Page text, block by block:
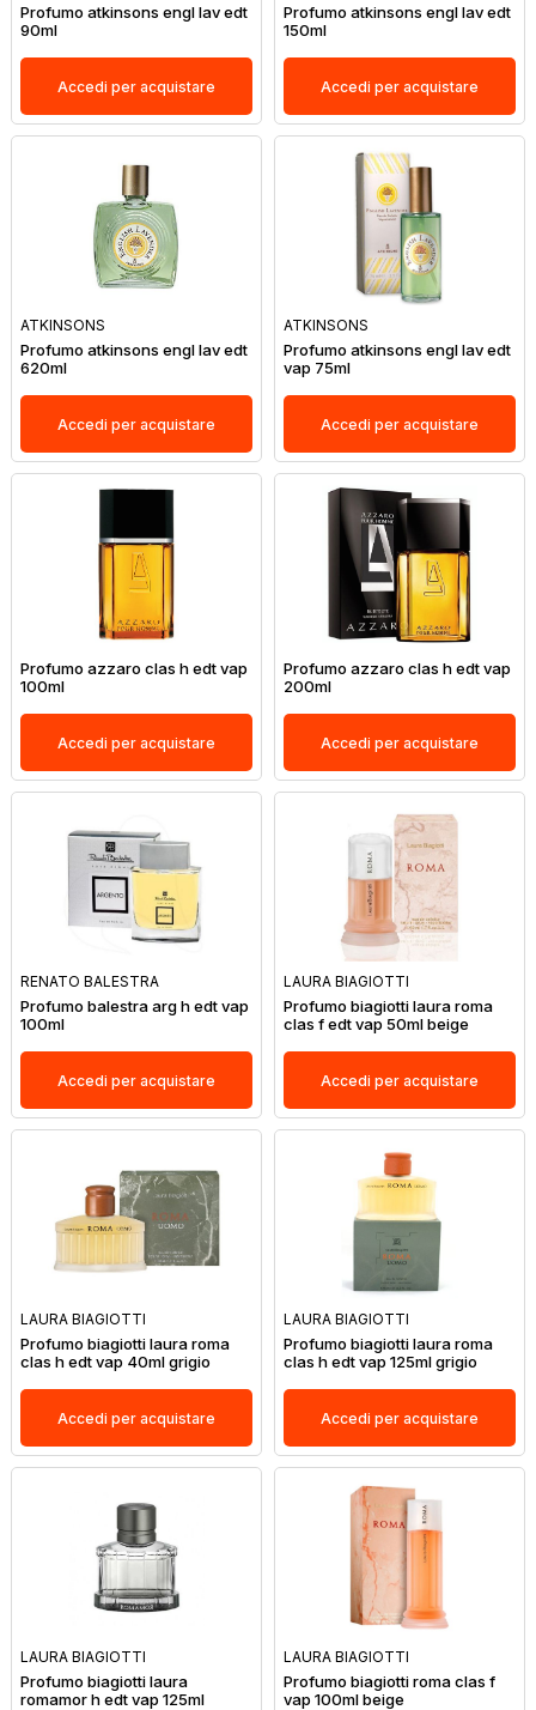
Profumo atkinsons engl lav edt
90ml
Accedi per acquistare
Profumo atkinsons engl lav edt
150ml
Accedi per acquistare
ATKINSONS
Profumo atkinsons engl lav edt
620ml
Accedi per acquistare
ATKINSONS
Profumo atkinsons engl lav edt
vap 75ml
Accedi per acquistare
Profumo azzaro clas h edt vap
100ml
Accedi per acquistare
Profumo azzaro clas h edt vap
200ml
Accedi per acquistare
RENATO BALESTRA
Profumo balestra arg h edt vap
100ml
Accedi per acquistare
LAURA BIAGIOTTI
Profumo biagiotti laura roma
clas f edt vap 50ml beige
Accedi per acquistare
LAURA BIAGIOTTI
Profumo biagiotti laura roma
clas h edt vap 40ml grigio
Accedi per acquistare
LAURA BIAGIOTTI
Profumo biagiotti laura roma
clas h edt vap 125ml grigio
Accedi per acquistare
LAURA BIAGIOTTI
Profumo biagiotti laura
romamor h edt vap 125ml
LAURA BIAGIOTTI
Profumo biagiotti roma clas f
vap 100ml beige